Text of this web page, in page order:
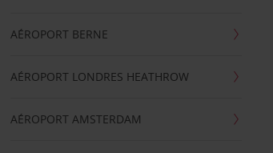
AÉROPORT BERNE
AÉROPORT LONDRES HEATHROW
AÉROPORT AMSTERDAM